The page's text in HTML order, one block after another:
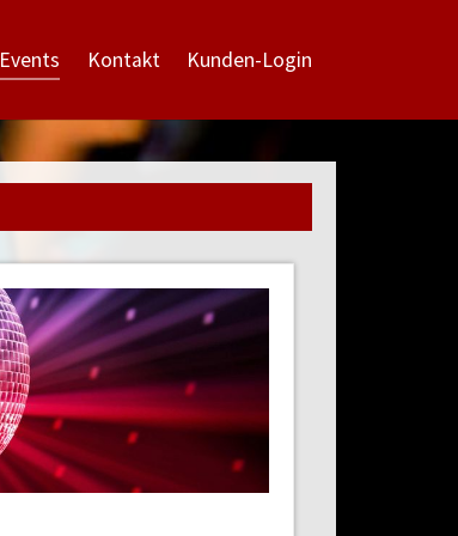
Events (current)
Kontakt Kunden-Login